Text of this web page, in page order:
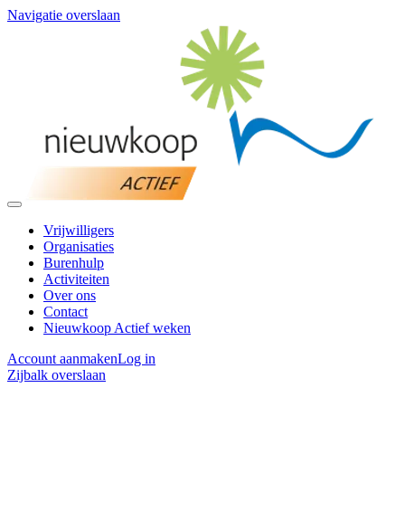
Navigatie overslaan
Vrijwilligers
Organisaties
Burenhulp
Activiteiten
Over ons
Contact
Nieuwkoop Actief weken
Account aanmakenLog in
Zijbalk overslaan